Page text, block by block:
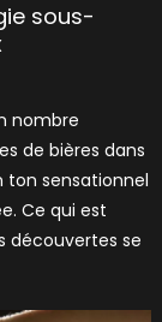
sous-
nombre
de bières dans
ton sensationnel
Ce qui est
découvertes se